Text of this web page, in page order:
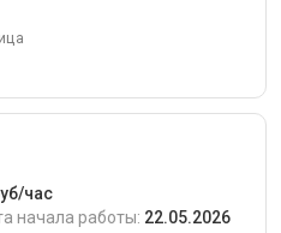
час
начала работы: 22.05.2026